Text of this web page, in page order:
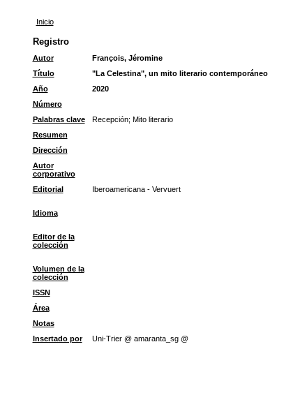
Inicio
Registro
Autor
François, Jéromine
Título
"La Celestina", un mito literario contemporáneo
Año
2020
Número
Palabras clave
Recepción; Mito literario
Resumen
Dirección
Autor
corporativo
Editorial Iberoamericana - Vervuert
Idioma
Editor de la
colección
Volumen de la
colección
ISSN
Área
Notas
Insertado por
Uni-Trier @ amaranta_sg @